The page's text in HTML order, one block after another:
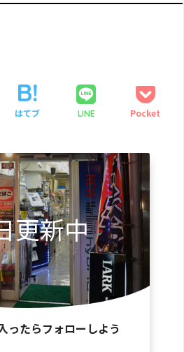
はてブ LINE Pocket
更新中
ったらフォローしよう